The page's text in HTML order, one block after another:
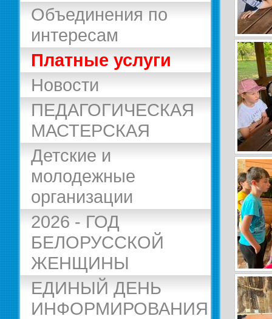
Объединения по
интересам
Платные услуги
Новости
ПЕДАГОГИЧЕСКАЯ
МАСТЕРСКАЯ
Детские и
молодежные
организации
2026 - ГОД
БЕЛОРУССКОЙ
ЖЕНЩИНЫ
ЕДИНЫЙ ДЕНЬ
ИНФОРМИРОВАНИЯ